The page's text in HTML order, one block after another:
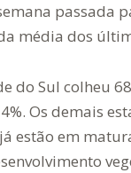
passada
média dos
do Sul colheu
Os demais
estão em